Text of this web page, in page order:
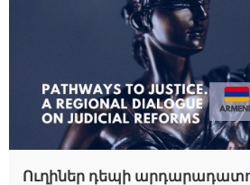
Ուղիներ դեպի